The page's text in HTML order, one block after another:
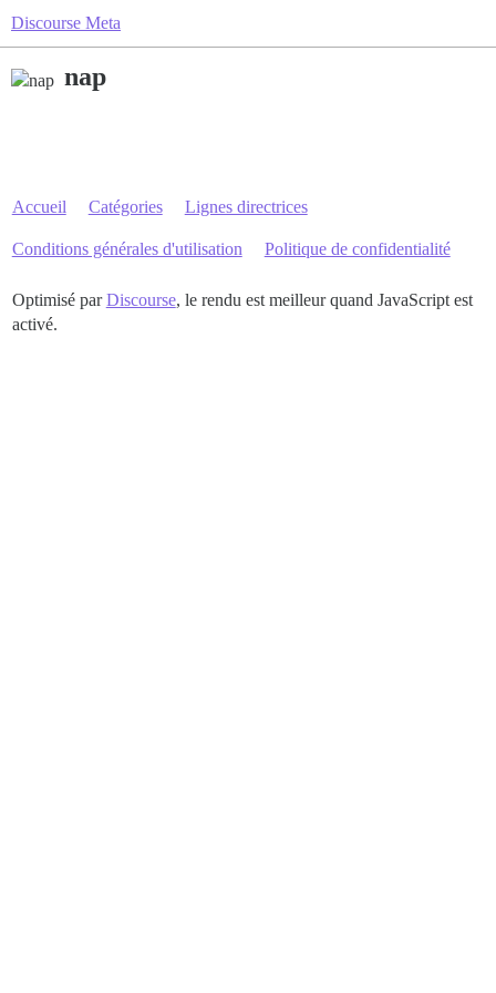
Discourse Meta
nap
Accueil Catégories Lignes directrices
Conditions générales d'utilisation Politique de confidentialité
Optimisé parDiscourse, le rendu est meilleur quand JavaScript est
activé.